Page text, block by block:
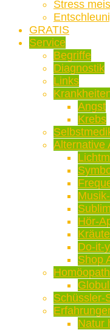
Stress
GRATIS
Service
Begriffe
Diagnostik
Links
Angst
Krebs
Alternative
Hör-
Do-it-
Shop
Schüssler-
Natur